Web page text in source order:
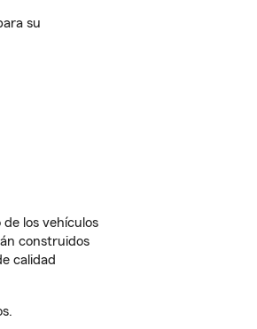
su
de los vehículos
construidos
calidad